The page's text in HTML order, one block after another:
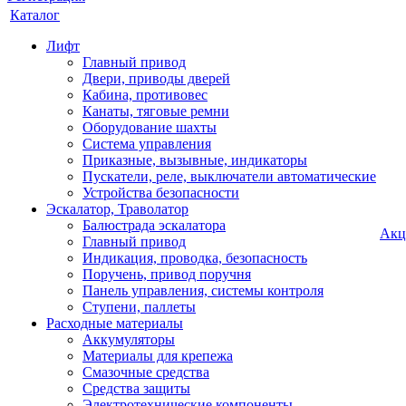
Каталог
Лифт
Главный привод
Двери, приводы дверей
Кабина, противовес
Канаты, тяговые ремни
Оборудование шахты
Система управления
Приказные, вызывные, индикаторы
Пускатели, реле, выключатели автоматические
Устройства безопасности
Эскалатор, Траволатор
Балюстрада эскалатора
Главный привод
Индикация, проводка, безопасность
Поручень, привод поручня
Панель управления, системы контроля
Ступени, паллеты
Расходные материалы
Аккумуляторы
Материалы для крепежа
Смазочные средства
Средства защиты